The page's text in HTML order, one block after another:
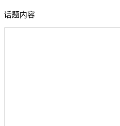
话题内容